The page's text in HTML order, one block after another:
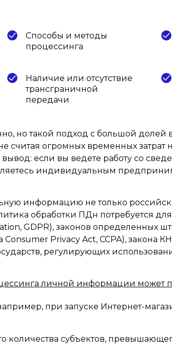
Способы и методы
процессинга
Наличие или отсутствие
трансграничной
передачи
но такой подход с большой долей
огромных временных затрат
если вы ведете работу со
индивидуальным
информацию не только
обработки ПДн потребуется
GDPR), законов определенных
Privacy Act, CCPA), закона
регулирующих
личной информации может
при запуске Интернет-
субъектов,